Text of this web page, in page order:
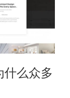
什么众多